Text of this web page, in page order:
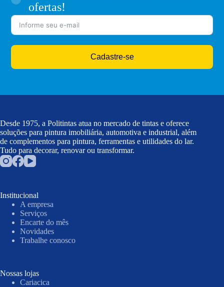
ofertas!
Cadastre-se
Desde 1975, a Politintas atua no mercado de tintas e oferece
soluções para pintura imobiliária, automotiva e industrial, além
de complementos para pintura, ferramentas e utilidades do lar.
Tudo para decorar, renovar ou transformar.
Institucional
A empresa
Serviços
Encarte do mês
Novidades
Trabalhe conosco
Nossas lojas
Cariacica